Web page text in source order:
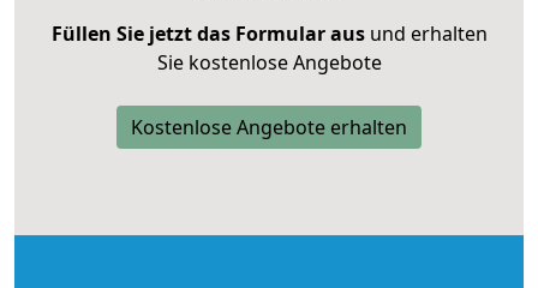
Füllen Sie jetzt das Formular ausund erhalten
Sie kostenlose Angebote
Kostenlose Angebote erhalten